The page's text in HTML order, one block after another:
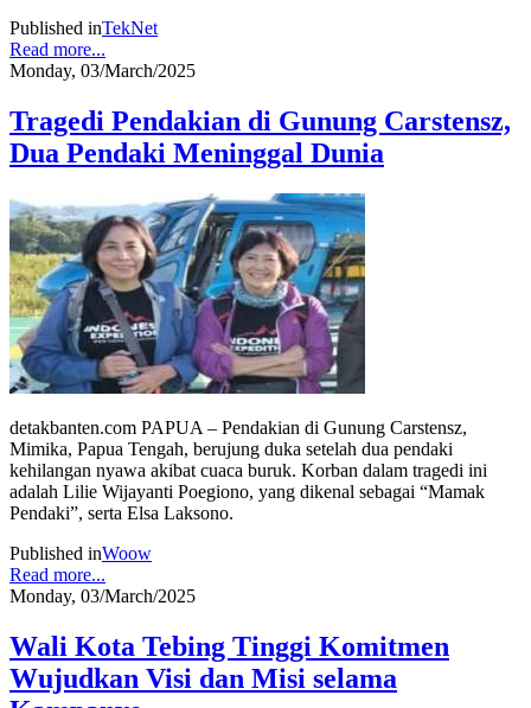
Published inTekNet
Read more...
Monday, 03/March/2025
Tragedi Pendakian di Gunung Carstensz,
Dua Pendaki Meninggal Dunia
detakbanten.com PAPUA – Pendakian di Gunung Carstensz,
Mimika, Papua Tengah, berujung duka setelah dua pendaki
kehilangan nyawa akibat cuaca buruk. Korban dalam tragedi ini
adalah Lilie Wijayanti Poegiono, yang dikenal sebagai “Mamak
Pendaki”, serta Elsa Laksono.
Published inWoow
Read more...
Monday, 03/March/2025
Wali Kota Tebing Tinggi Komitmen
Wujudkan Visi dan Misi selama